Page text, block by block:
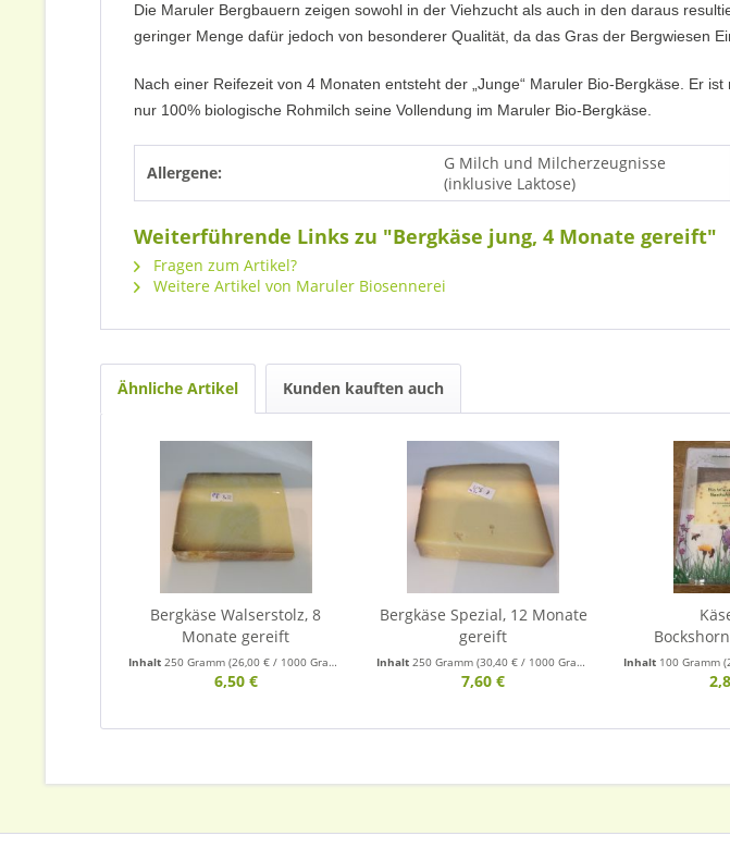
Die Maruler Bergbauern zeigen sowohl in der Viehzucht als auch in den daraus
geringer Menge dafür jedoch von besonderer Qualität, da das Gras der Bergwiesen
Nach einer Reifezeit von 4 Monaten entsteht der „Junge“ Maruler Bio-Bergkäse. Er
nur 100% biologische Rohmilch seine Vollendung im Maruler Bio-Bergkäse.
Allergene:
G Milch und Milcherzeugnisse
(inklusive Laktose)
Weiterführende Links zu "Bergkäse jung, 4 Monate gereift"
Fragen zum Artikel?
Weitere Artikel von Maruler Biosennerei
Ähnliche Artikel Kunden kauften auch
Bergkäse Walserstolz, 8
Monate gereift
Inhalt 250 Gramm (26,00 € / 1000 Gramm)
6,50 €
Bergkäse Spezial, 12 Monate
gereift
Inhalt 250 Gramm (30,40 € / 1000 Gramm)
7,60 €
Inhalt 100 Gramm